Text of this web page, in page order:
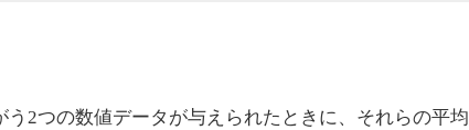
う2つの数値データが与えられたときに、それらの平均